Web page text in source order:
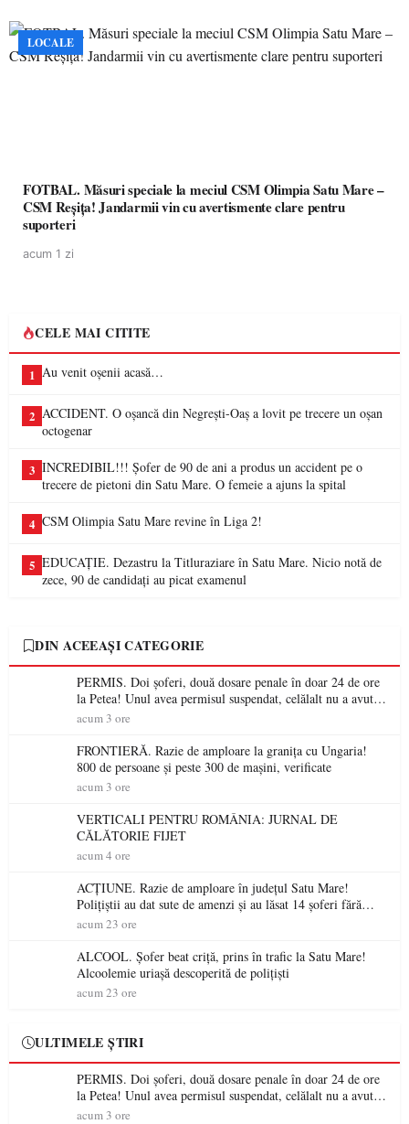
LOCALE
FOTBAL. Măsuri speciale la meciul CSM Olimpia Satu Mare –
CSM Reșița! Jandarmii vin cu avertismente clare pentru
suporteri
acum 1 zi
CELE MAI CITITE
1 Au venit oșenii acasă…
2 ACCIDENT. O oșancă din Negrești-Oaș a lovit pe trecere un oșan
octogenar
3 INCREDIBIL!!! Șofer de 90 de ani a produs un accident pe o
trecere de pietoni din Satu Mare. O femeie a ajuns la spital
4 CSM Olimpia Satu Mare revine în Liga 2!
5 EDUCAȚIE. Dezastru la Titluraziare în Satu Mare. Nicio notă de
zece, 90 de candidați au picat examenul
DIN ACEEAȘI CATEGORIE
PERMIS. Doi șoferi, două dosare penale în doar 24 de ore
la Petea! Unul avea permisul suspendat, celălalt nu a avut
niciodată permis
acum 3 ore
FRONTIERĂ. Razie de amploare la granița cu Ungaria!
800 de persoane și peste 300 de mașini, verificate
acum 3 ore
VERTICALI PENTRU ROMÂNIA: JURNAL DE
CĂLĂTORIE FIJET
acum 4 ore
ACȚIUNE. Razie de amploare în județul Satu Mare!
Polițiștii au dat sute de amenzi și au lăsat 14 șoferi fără
permis într-o singură zi
acum 23 ore
ALCOOL. Șofer beat criță, prins în trafic la Satu Mare!
Alcoolemie uriașă descoperită de polițiști
acum 23 ore
ULTIMELE ȘTIRI
PERMIS. Doi șoferi, două dosare penale în doar 24 de ore
la Petea! Unul avea permisul suspendat, celălalt nu a avut
niciodată permis
acum 3 ore